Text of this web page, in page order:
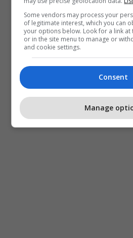
Some vendors may process your
of legitimate interest, which you can
your options below. Look for a link
or in the site menu to manage or
and cookie settings.
Consent
Manage